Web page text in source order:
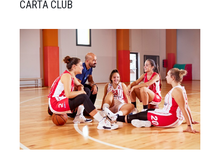
CARTA CLUB